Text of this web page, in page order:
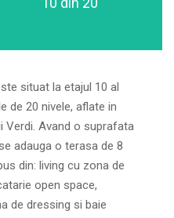
situat la etajul 10 al
de 20 nivele, aflate in
Verdi. Avand o suprafata
adauga o terasa de 8
din: living cu zona de
open space,
de dressing si baie